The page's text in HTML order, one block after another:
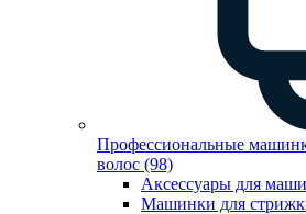
Профессиональные
волос (98)
Аксессуары для
Машинки для